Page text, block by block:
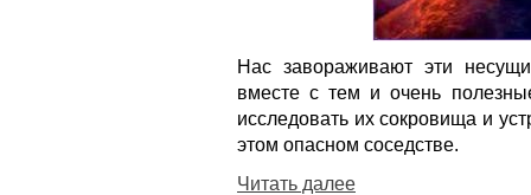
Нас завораживают эти
вместе с тем и очень
исследовать их сокровища и
этом опасном соседстве.
Читать далее